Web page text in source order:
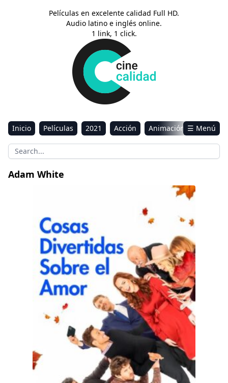
Películas en excelente calidad Full HD.
Audio latino e inglés online.
1 link, 1 click.
Inicio Películas 2021 Acción
Animación
Aventura
Ciencia ficción Comedia
Drama
☰ Menú
Adam White